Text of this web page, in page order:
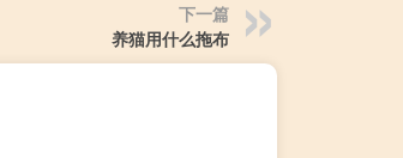
下一篇
养猫用什么拖布